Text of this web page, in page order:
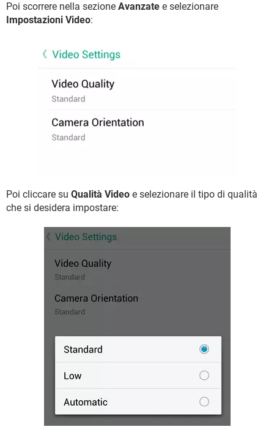
Poi scorrere nella sezione Avanzate e selezionare
Impostazioni Video:
Poi cliccare su Qualità Video e selezionare il tipo di qualità
che si desidera impostare: